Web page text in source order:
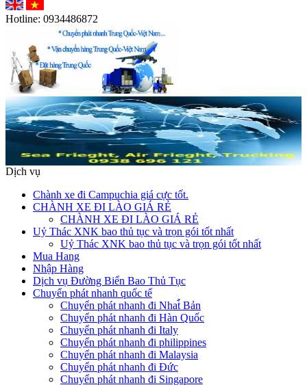
Hotline: 0934486872
Dịch vụ
Chành xe đi Campuchia giá cực tốt.
CHÀNH XE ĐI LÀO GIÁ RẺ
CHÀNH XE ĐI LÀO GIÁ RẺ
Uỷ Thác XNK bao thủ tục và trọn gói tốt nhất
Uỷ Thác XNK bao thủ tục và trọn gói tốt nhất
Mua Hang
Nhập Hàng
Dịch vụ Đường Biển Bao Thủ Tục
Chuyển phát nhanh quốc tế
Chuyển phát nhanh đi Nhat̉̀ Bản
Chuyển phát nhanh đi Hàn Quốc
Chuyển phát nhanh đi Italy
Chuyển phát nhanh đi philippines
Chuyển phát nhanh đi Malaysia
Chuyển phát nhanh đi Đức
Chuyển phát nhanh đi Singapore